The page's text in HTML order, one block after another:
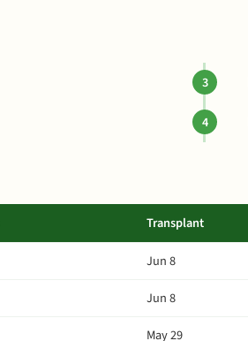
Transplant
Jun 8
Jun 8
May 29